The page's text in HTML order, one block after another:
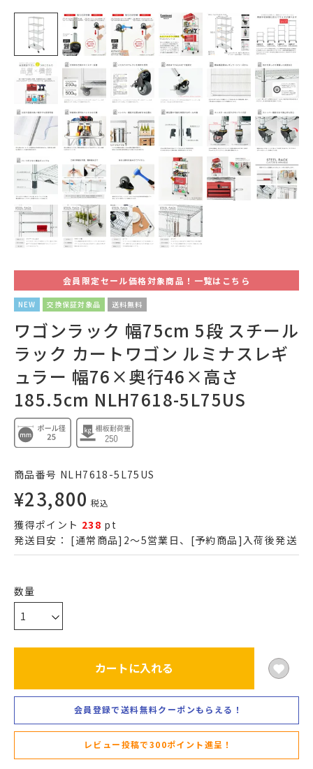
会員限定セール価格対象商品！一覧はこちら
NEW 交換保証対象品 送料無料
ワゴンラック 幅75cm 5段 スチール
ラック カートワゴン ルミナスレギ
ュラー 幅76×奥行46×高さ
185.5cm NLH7618-5L75US
商品番号 NLH7618-5L75US
¥23,800 税込
獲得ポイント 238 pt
発送目安： [通常商品]2～5営業日、[予約商品]入荷後発送
カートに入れる
会員登録で送料無料クーポンもらえる！
レビュー投稿で300ポイント進呈！